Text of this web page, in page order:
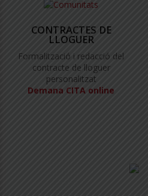
CONTRACTES DE
LLOGUER
Formalització i redacció del
contracte de lloguer
personalitzat
Demana CITA online